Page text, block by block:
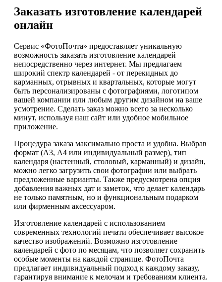
Заказать изготовление календарей
онлайн
Сервис «ФотоПочта» предоставляет уникальную
возможность заказать изготовление календарей
непосредственно через интернет. Мы предлагаем
широкий спектр календарей - от перекидных до
карманных, отрывных и квартальных, которые могут
быть персонализированы с фотографиями, логотипом
вашей компании или любым другим дизайном на ваше
усмотрение. Сделать заказ можно всего за несколько
минут, используя наш сайт или удобное мобильное
приложение.
Процедура заказа максимально проста и удобна. Выбрав
формат (А3, А4 или индивидуальный размер), тип
календаря (настенный, столовый, карманный) и дизайн,
можно легко загрузить свои фотографии или выбрать
предложенные варианты. Также предусмотрена опция
добавления важных дат и заметок, что делает календарь
не только памятным, но и функциональным подарком
или фирменным аксессуаром.
Изготовление календарей с использованием
современных технологий печати обеспечивает высокое
качество изображений. Возможно изготовление
календарей с фото по месяцам, что позволяет сохранить
особые моменты на каждой странице. ФотоПочта
предлагает индивидуальный подход к каждому заказу,
гарантируя внимание к мелочам и требованиям клиента.